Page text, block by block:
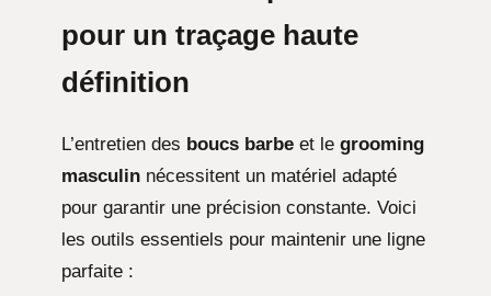
pour un traçage haute
définition
L’entretien des boucs barbe et le grooming
masculin nécessitent un matériel adapté
pour garantir une précision constante. Voici
les outils essentiels pour maintenir une ligne
parfaite :